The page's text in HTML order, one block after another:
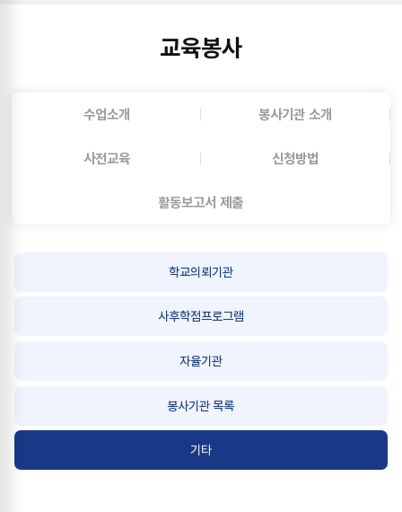
교육봉사
수업소개 봉사기관 소개
사전교육 신청방법
활동보고서 제출
학교의뢰기관
사후학점프로그램
자율기관
봉사기관 목록
기타